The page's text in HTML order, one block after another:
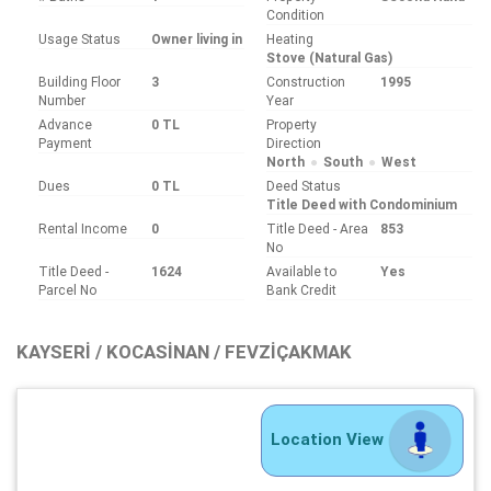
Condition
Usage Status Owner living in
Heating
Stove (Natural Gas)
Building Floor
Number
3
Construction
Year
1995
Advance
Payment
0 TL
Property
Direction
North
South
West
Dues
0 TL
Deed Status
Title Deed with Condominium
Rental Income
0
Title Deed - Area
No
853
Title Deed -
Parcel No
1624
Available to
Bank Credit
Yes
KAYSERI / KOCASINAN / FEVZIÇAKMAK
Location View